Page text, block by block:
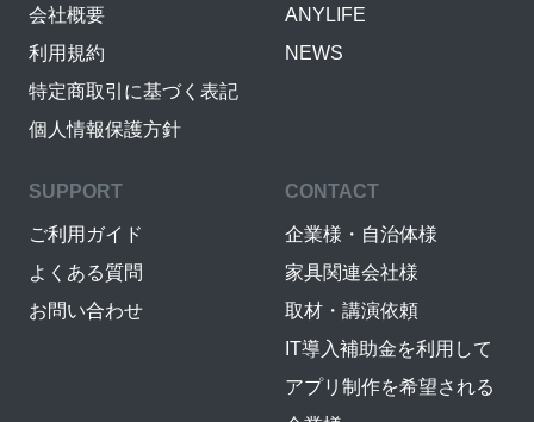
会社概要
利用規約
特定商取引に基づく表記
個人情報保護方針
ANYLIFE
NEWS
SUPPORT
ご利用ガイド
よくある質問
お問い合わせ
CONTACT
企業様・自治体様
家具関連会社様
取材・講演依頼
IT導入補助金を利用して
アプリ制作を希望される